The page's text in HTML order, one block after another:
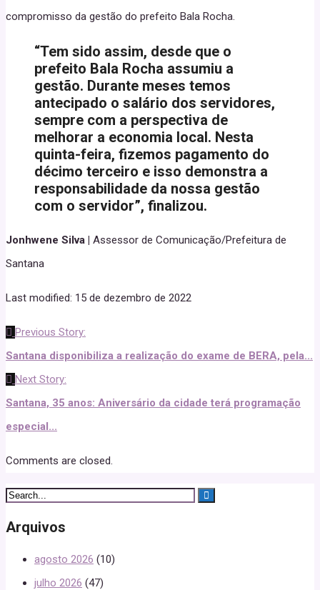
compromisso da gestão do prefeito Bala Rocha.
“Tem sido assim, desde que o
prefeito Bala Rocha assumiu a
gestão. Durante meses temos
antecipado o salário dos servidores,
sempre com a perspectiva de
melhorar a economia local. Nesta
quinta-feira, fizemos pagamento do
décimo terceiro e isso demonstra a
responsabilidade da nossa gestão
com o servidor”, finalizou.
Jonhwene Silva | Assessor de Comunicação/Prefeitura de
Santana
Last modified: 15 de dezembro de 2022
Previous Story:
Santana disponibiliza a realização do exame de BERA, pela...
Next Story:
Santana, 35 anos: Aniversário da cidade terá programação
especial...
Comments are closed.
Arquivos
agosto 2026 (10)
julho 2026 (47)